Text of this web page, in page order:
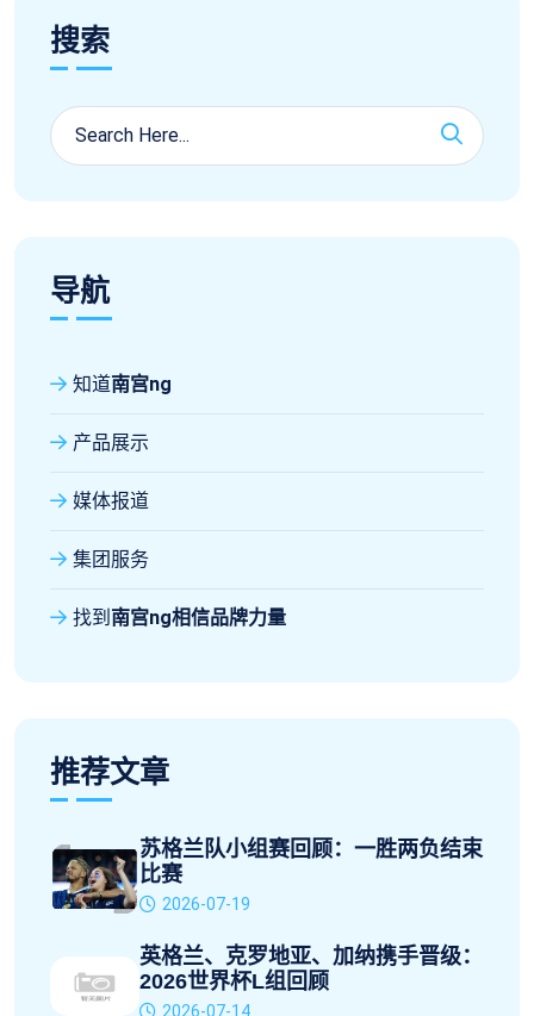
搜索
导航
知道南宫ng
产品展示
媒体报道
集团服务
找到 南宫ng相信品牌力量
推荐文章
苏格兰队小组赛回顾：一胜两负结束
比赛
2026-07-19
英格兰、克罗地亚、加纳携手晋级：
2026世界杯L组回顾
2026-07-14